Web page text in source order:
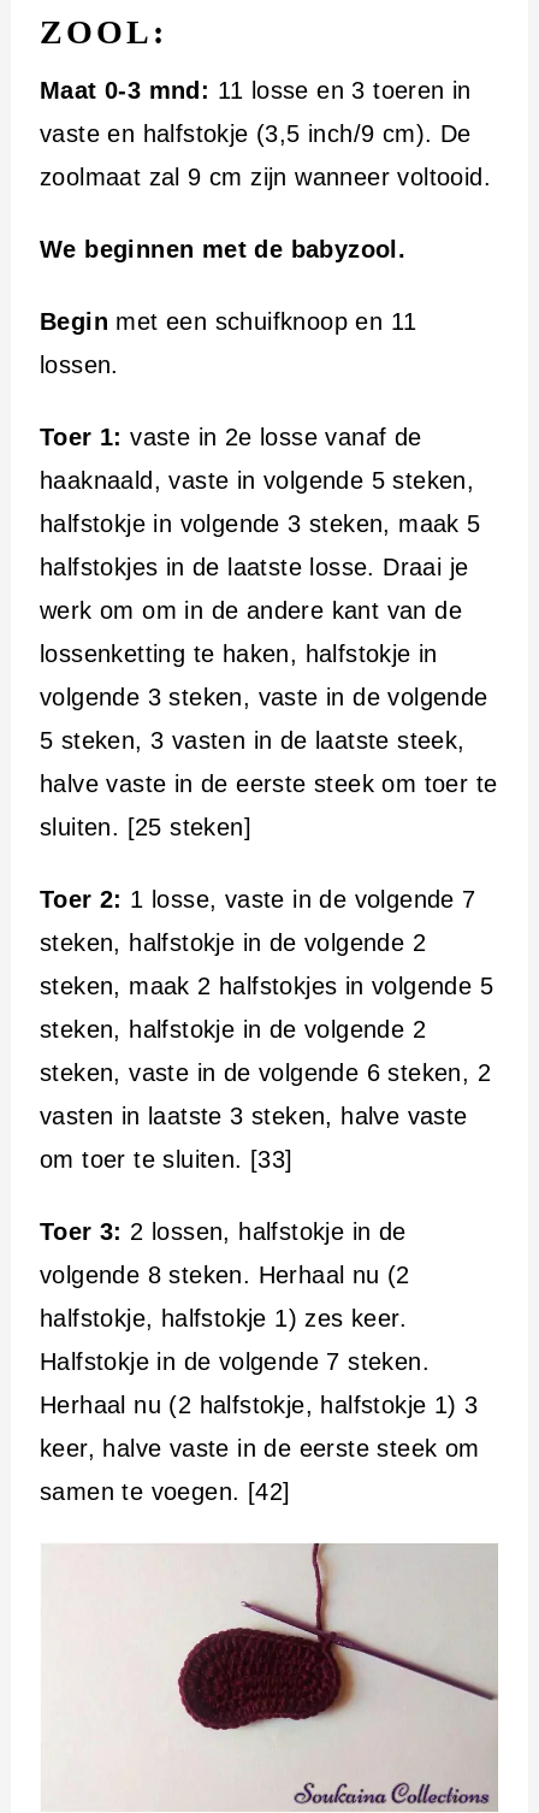
ZOOL:
Maat 0-3 mnd: 11 losse en 3 toeren in
vaste en halfstokje (3,5 inch/9 cm). De
zoolmaat zal 9 cm zijn wanneer voltooid.
We beginnen met de babyzool.
Begin met een schuifknoop en 11
lossen.
Toer 1: vaste in 2e losse vanaf de
haaknaald, vaste in volgende 5 steken,
halfstokje in volgende 3 steken, maak 5
halfstokjes in de laatste losse. Draai je
werk om om in de andere kant van de
lossenketting te haken, halfstokje in
volgende 3 steken, vaste in de volgende
5 steken, 3 vasten in de laatste steek,
halve vaste in de eerste steek om toer te
sluiten. [25 steken]
Toer 2: 1 losse, vaste in de volgende 7
steken, halfstokje in de volgende 2
steken, maak 2 halfstokjes in volgende 5
steken, halfstokje in de volgende 2
steken, vaste in de volgende 6 steken, 2
vasten in laatste 3 steken, halve vaste
om toer te sluiten. [33]
Toer 3: 2 lossen, halfstokje in de
volgende 8 steken. Herhaal nu (2
halfstokje, halfstokje 1) zes keer.
Halfstokje in de volgende 7 steken.
Herhaal nu (2 halfstokje, halfstokje 1) 3
keer, halve vaste in de eerste steek om
samen te voegen. [42]